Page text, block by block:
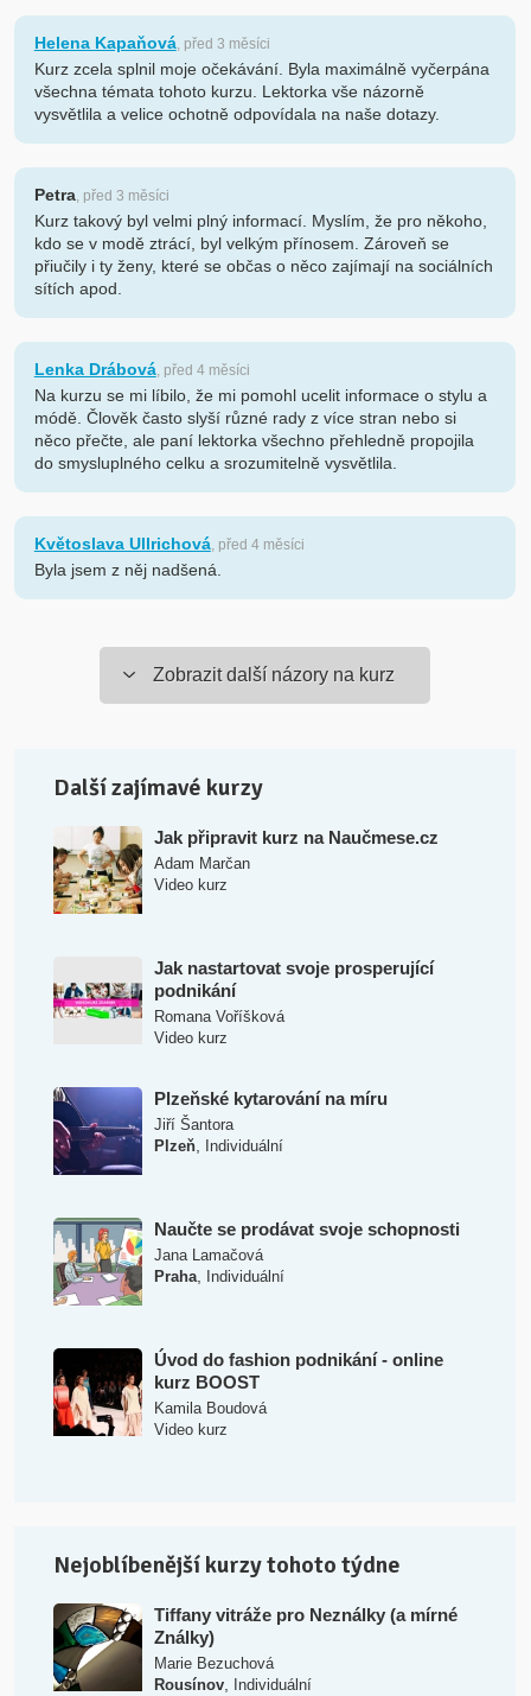
Helena Kapaňová, před 3 měsíci
Kurz zcela splnil moje očekávání. Byla maximálně vyčerpána
všechna témata tohoto kurzu. Lektorka vše názorně
vysvětlila a velice ochotně odpovídala na naše dotazy.
Petra, před 3 měsíci
Kurz takový byl velmi plný informací. Myslím, že pro někoho,
kdo se v modě ztrácí, byl velkým přínosem. Zároveň se
přiučily i ty ženy, které se občas o něco zajímají na sociálních
sítích apod.
Lenka Drábová, před 4 měsíci
Na kurzu se mi líbilo, že mi pomohl ucelit informace o stylu a
módě. Člověk často slyší různé rady z více stran nebo si
něco přečte, ale paní lektorka všechno přehledně propojila
do smysluplného celku a srozumitelně vysvětlila.
Květoslava Ullrichová, před 4 měsíci
Byla jsem z něj nadšená.
Zobrazit další názory na kurz
Další zajímavé kurzy
Jak připravit kurz na Naučmese.cz
Adam Marčan
Video kurz
Jak nastartovat svoje prosperující
podnikání
Romana Voříšková
Video kurz
Plzeňské kytarování na míru
Jiří Šantora
Plzeň, Individuální
Naučte se prodávat svoje schopnosti
Jana Lamačová
Praha, Individuální
Úvod do fashion podnikání - online
kurz BOOST
Kamila Boudová
Video kurz
Nejoblíbenější kurzy tohoto týdne
Tiffany vitráže pro Neználky (a mírné
Ználky)
Marie Bezuchová
Rousínov, Individuální